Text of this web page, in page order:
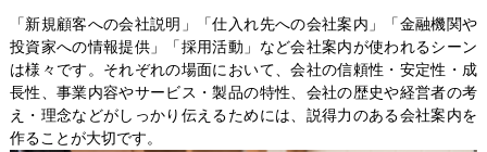
「新規顧客への会社説明」「仕入れ先への会社案内」「金融機関や
投資家への情報提供」「採用活動」など会社案内が使われるシーン
は様々です。それぞれの場面において、会社の信頼性・安定性・成
長性、事業内容やサービス・製品の特性、会社の歴史や経営者の考
え・理念などがしっかり伝えるためには、説得力のある会社案内を
作ることが大切です。